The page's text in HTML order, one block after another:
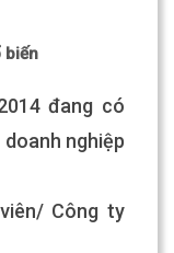
biến
đang có
nghiệp
Công ty